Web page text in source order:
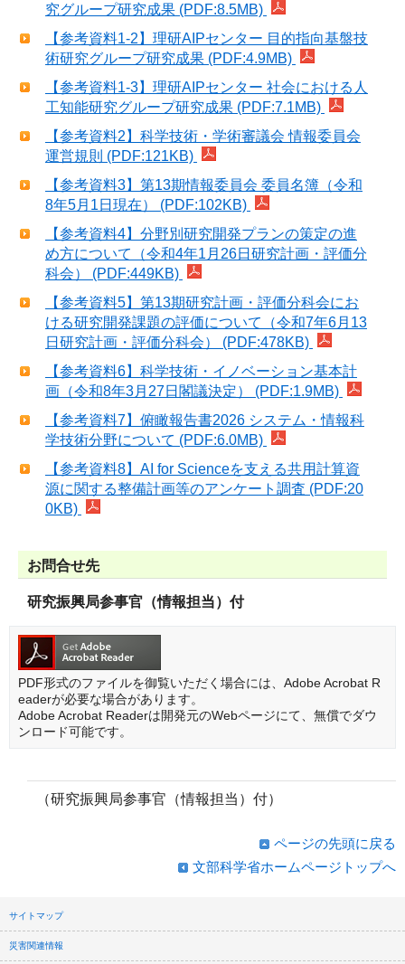
究グループ研究成果 (PDF:8.5MB)
【参考資料1-2】理研AIPセンター 目的指向基盤技
術研究グループ研究成果 (PDF:4.9MB)
【参考資料1-3】理研AIPセンター 社会における人
工知能研究グループ研究成果 (PDF:7.1MB)
【参考資料2】科学技術・学術審議会 情報委員会
運営規則 (PDF:121KB)
【参考資料3】第13期情報委員会 委員名簿（令和
8年5月1日現在） (PDF:102KB)
【参考資料4】分野別研究開発プランの策定の進
め方について（令和4年1月26日研究計画・評価分
科会） (PDF:449KB)
【参考資料5】第13期研究計画・評価分科会にお
ける研究開発課題の評価について（令和7年6月13
日研究計画・評価分科会） (PDF:478KB)
【参考資料6】科学技術・イノベーション基本計
画（令和8年3月27日閣議決定） (PDF:1.9MB)
【参考資料7】俯瞰報告書2026 システム・情報科
学技術分野について (PDF:6.0MB)
【参考資料8】AI for Scienceを支える共用計算資
源に関する整備計画等のアンケート調査 (PDF:20
0KB)
お問合せ先
研究振興局参事官（情報担当）付
PDF形式のファイルを御覧いただく場合には、Adobe Acrobat R
eaderが必要な場合があります。
Adobe Acrobat Readerは開発元のWebページにて、無償でダウ
ンロード可能です。
（研究振興局参事官（情報担当）付）
ページの先頭に戻る
文部科学省ホームページトップへ
サイトマップ
災害関連情報